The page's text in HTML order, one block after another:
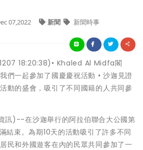
07,2022 新聞 新聞時事
18:20:38)• Khaled Al Midfa閣
們一起參加了國慶慶祝活動 • 沙迦見證
動的盛會，吸引了不同國籍的人共同參
訊)--在沙迦舉行的阿拉伯聯合大公國第
結束。為期10天的活動吸引了許多不同
民和外國遊客在內的民眾共同參加了一